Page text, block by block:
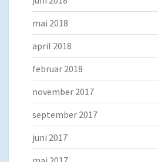
mai 2018
april 2018
februar 2018
november 2017
september 2017
juni 2017